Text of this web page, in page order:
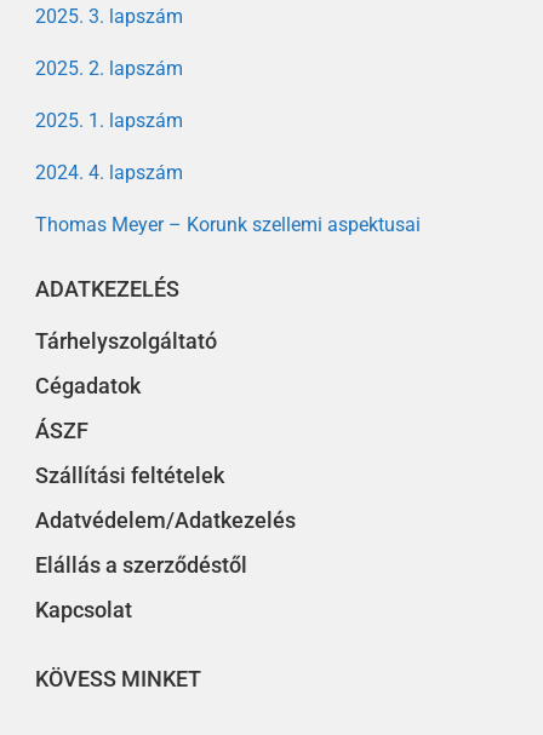
2025. 3. lapszám
2025. 2. lapszám
2025. 1. lapszám
2024. 4. lapszám
Thomas Meyer – Korunk szellemi aspektusai
ADATKEZELÉS
Tárhelyszolgáltató
Cégadatok
ÁSZF
Szállítási feltételek
Adatvédelem/Adatkezelés
Elállás a szerződéstől
Kapcsolat
KÖVESS MINKET